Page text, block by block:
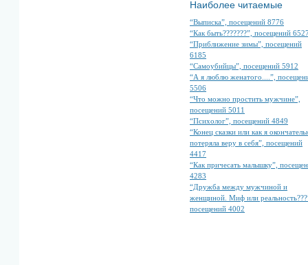
Наиболее читаемые
“Выписка”, посещений 8776
“Как быть???????”, посещений
“Приближение зимы”, посещений
6185
“Самоубийцы”, посещений 5912
“А я люблю женатого....”,
5506
“Что можно простить мужчине”,
посещений 5011
“Психолог”, посещений 4849
“Конец сказки или как я
потеряла веру в себя”, посещений
4417
“Как причесать малышку”,
4283
“Дружба между мужчиной и
женщиной. Миф или
посещений 4002